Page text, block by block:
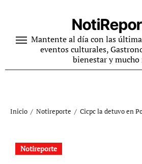
contenidoMantente al día con las
eventos culturales,
bienestar y mucho
Inicio Notireporte Cicpc la detuvo en
Notireporte